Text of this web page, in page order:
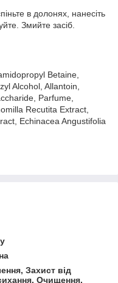
в долонях, нанесіть
Змийте засіб.
Betaine,
Alcohol, Allantoin,
Parfume,
Recutita Extract,
Echinacea Angustifolia
Захист від
Очищення,